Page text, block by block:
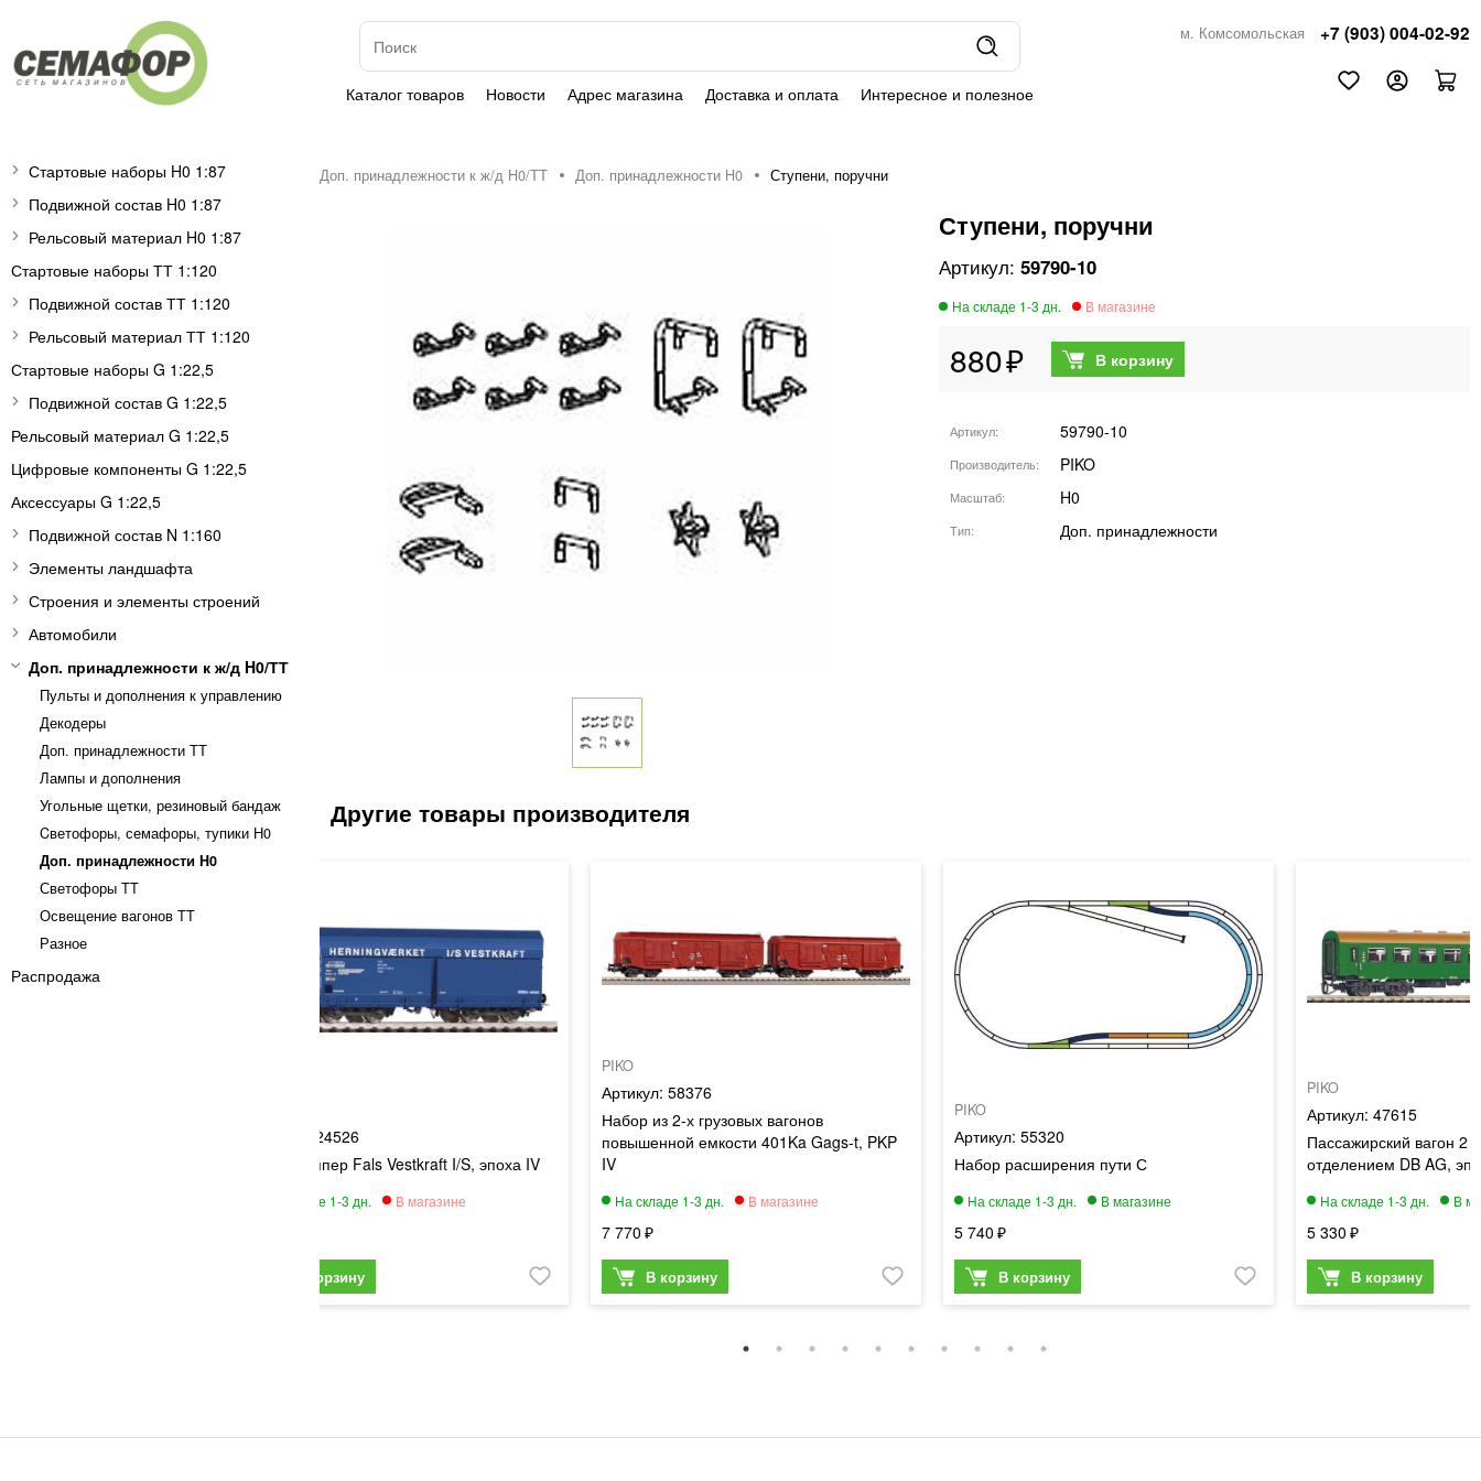
Каталог товаров Новости Адрес магазина Доставка и оплата Интересное и полезное
м. Комсомольская +7 (903) 004-02-92
Стартовые наборы H0 1:87
Подвижной состав H0 1:87
Рельсовый материал H0 1:87
Стартовые наборы ТТ 1:120
Подвижной состав ТТ 1:120
Рельсовый материал ТТ 1:120
Стартовые наборы G 1:22,5
Подвижной состав G 1:22,5
Рельсовый материал G 1:22,5
Цифровые компоненты G 1:22,5
Аксессуары G 1:22,5
Подвижной состав N 1:160
Элементы ландшафта
Строения и элементы строений
Автомобили
Доп. принадлежности к ж/д H0/ТТ
Пульты и дополнения к управлению
Декодеры
Доп. принадлежности ТТ
Лампы и дополнения
Угольные щетки, резиновый бандаж
Cветофоры, семафоры, тупики Н0
Доп. принадлежности H0
Светофоры TT
Освещение вагонов TT
Разное
Распродажа
Доп. принадлежности к ж/д H0/ТТ Доп. принадлежности H0 Ступени, поручни
Ступени, поручни
59790-10
880
Артикул 59790-10
Производитель PIKO
Масштаб H0
Тип Доп. принадлежности
24526
Вагон-хоппер Fals Vestkraft I/S, эпоха IV
PIKO
58376
Набор из 2-х грузовых вагонов
повышенной емкости 401Ka Gags-t, PKP
IV
7 770
PIKO
55320
Набор расширения пути С
5 740
PIKO
47615
Пассажирский вагон 2
отделением DB AG,
5 330